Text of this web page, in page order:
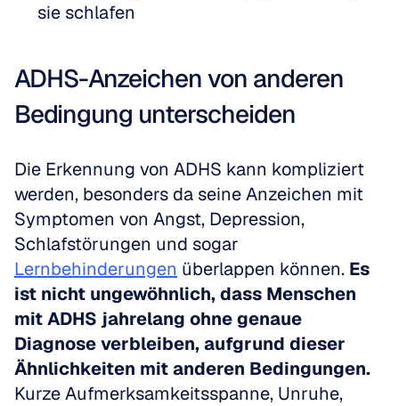
sie schlafen
ADHS-Anzeichen von anderen
Bedingung unterscheiden
Die Erkennung von ADHS kann kompliziert
werden, besonders da seine Anzeichen mit
Symptomen von Angst, Depression,
Lernbehinderungen überlappen können. Es
ist nicht ungewöhnlich, dass Menschen
mit ADHS jahrelang ohne genaue
Diagnose verbleiben, aufgrund dieser
Ähnlichkeiten mit anderen Bedingungen.
Kurze Aufmerksamkeitsspanne, Unruhe,